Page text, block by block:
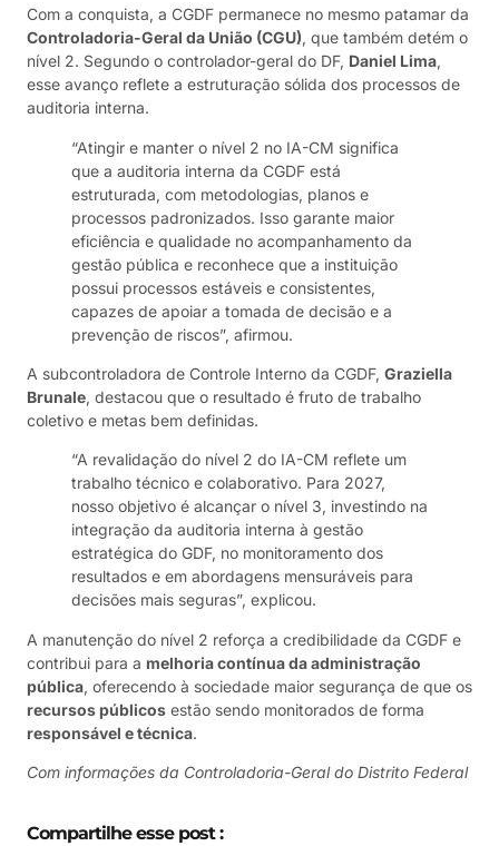
Com a conquista, a CGDF permanece no mesmo patamar da
Controladoria-Geral da União (CGU), que também detém o
nível 2. Segundo o controlador-geral do DF, Daniel Lima,
esse avanço reflete a estruturação sólida dos processos de
auditoria interna.
“Atingir e manter o nível 2 no IA-CM significa
que a auditoria interna da CGDF está
estruturada, com metodologias, planos e
processos padronizados. Isso garante maior
eficiência e qualidade no acompanhamento da
gestão pública e reconhece que a instituição
possui processos estáveis e consistentes,
capazes de apoiar a tomada de decisão e a
prevenção de riscos”, afirmou.
A subcontroladora de Controle Interno da CGDF, Graziella
Brunale, destacou que o resultado é fruto de trabalho
coletivo e metas bem definidas.
“A revalidação do nível 2 do IA-CM reflete um
trabalho técnico e colaborativo. Para 2027,
nosso objetivo é alcançar o nível 3, investindo na
integração da auditoria interna à gestão
estratégica do GDF, no monitoramento dos
resultados e em abordagens mensuráveis para
decisões mais seguras”, explicou.
A manutenção do nível 2 reforça a credibilidade da CGDF e
contribui para a melhoria contínua da administração
pública, oferecendo à sociedade maior segurança de que os
recursos públicos estão sendo monitorados de forma
responsável e técnica.
Com informações da Controladoria-Geral do Distrito Federal
Compartilhe esse post :